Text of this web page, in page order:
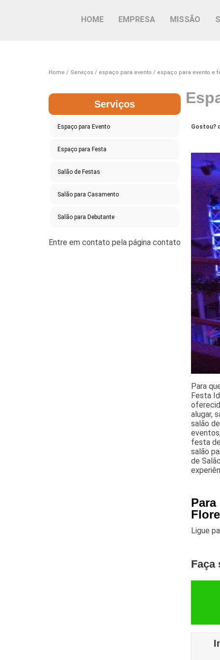
HOME EMPRESA MISSÃO
Home Serviços espaço para evento espaço para evento e
Serviços
Espaço para Evento
Espaço para Festa
Salão de Festas
Salão para Casamento
Salão para Debutante
Gostou?
Para
Festa
alugar,
salão
festa
salão
de
Ligue
Faça